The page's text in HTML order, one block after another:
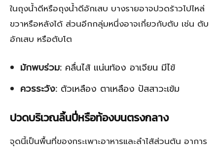
ในถุงน้ำดีหรือถุงน้ำดีอักเสบ บางรายอาจปวดร้าวไปไหล่
ขวาหรือหลังได้ ส่วนอีกกลุ่มหนึ่งอาจเกี่ยวกับตับ เช่น ตับ
อักเสบ หรือตับโต
มักพบร่วม: คลื่นไส้ แน่นท้อง อาเจียน มีไข้
ควรระวัง: ตัวเหลือง ตาเหลือง ปัสสาวะเข้ม
ปวดบริเวณลิ้นปี่หรือท้องบนตรงกลาง
จุดนี้เป็นพื้นที่ของกระเพาะอาหารและลำไส้ส่วนต้น อาการ